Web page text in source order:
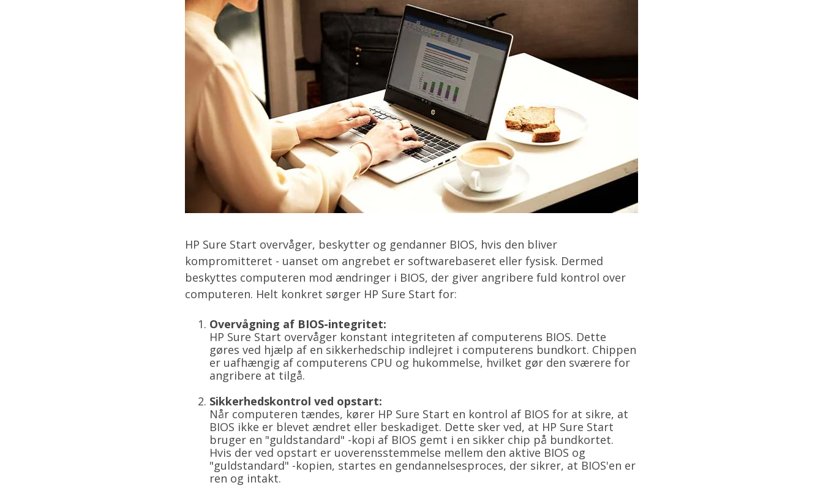
HP Sure Start overvåger, beskytter og gendanner BIOS, hvis den bliver
kompromitteret - uanset om angrebet er softwarebaseret eller fysisk. Dermed
beskyttes computeren mod ændringer i BIOS, der giver angribere fuld kontrol over
computeren. Helt konkret sørger HP Sure Start for:
Overvågning af BIOS-integritet:
HP Sure Start overvåger konstant integriteten af computerens BIOS. Dette
gøres ved hjælp af en sikkerhedschip indlejret i computerens bundkort. Chippen
er uafhængig af computerens CPU og hukommelse, hvilket gør den sværere for
angribere at tilgå.
Sikkerhedskontrol ved opstart:
Når computeren tændes, kører HP Sure Start en kontrol af BIOS for at sikre, at
BIOS ikke er blevet ændret eller beskadiget. Dette sker ved, at HP Sure Start
bruger en "guldstandard" -kopi af BIOS gemt i en sikker chip på bundkortet.
Hvis der ved opstart er uoverensstemmelse mellem den aktive BIOS og
"guldstandard" -kopien, startes en gendannelsesproces, der sikrer, at BIOS'en er
ren og intakt.